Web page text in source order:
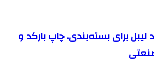
لیبل برای بسته‌بندی، چاپ بارکد و